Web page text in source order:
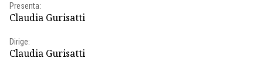
Presenta:
Claudia Gurisatti
Dirige:
Claudia Gurisatti